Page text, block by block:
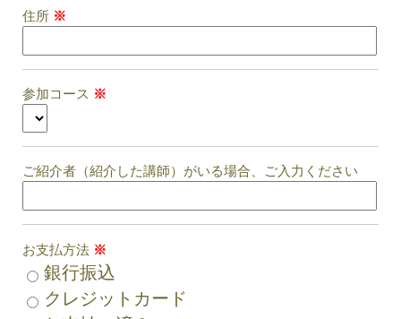
住所 ※
参加コース ※
ご紹介者（紹介した講師）がいる場合、ご入力ください
お支払方法 ※
銀行振込
クレジットカード